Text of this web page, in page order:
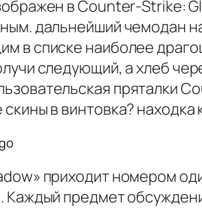
в Counter-Strike:
дальнейший чемодан
в списке наиболее
следующий, а хлеб
пряталки
в винтовка?
приходит номером
Каждый предмет